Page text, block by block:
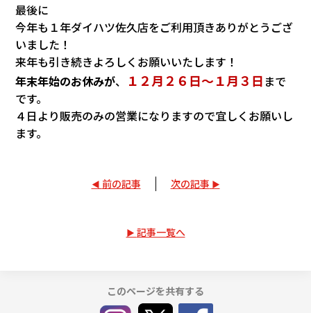
最後に
今年も１年ダイハツ佐久店をご利用頂きありがとうござ
いました！
来年も引き続きよろしくお願いいたします！
年末年始のお休みが、 １２月２６日～１月３日 まで
です。
４日より販売のみの営業になりますので宜しくお願いし
ます。
前の記事 次の記事
記事一覧へ
このページを共有する